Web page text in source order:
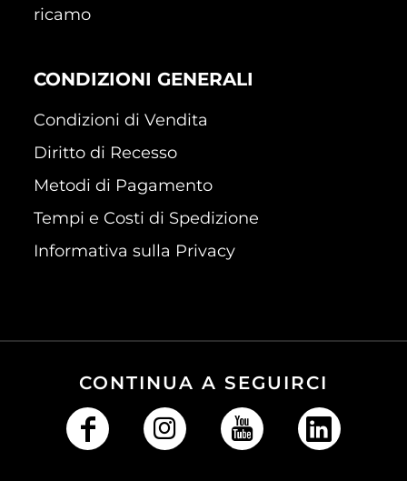
ricamo
CONDIZIONI GENERALI
Condizioni di Vendita
Diritto di Recesso
Metodi di Pagamento
Tempi e Costi di Spedizione
Informativa sulla Privacy
CONTINUA A SEGUIRCI